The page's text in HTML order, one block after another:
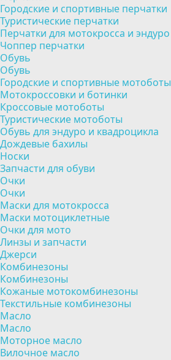
Городские и спортивные перчатки
Туристические перчатки
Перчатки для мотокросса и эндуро
Чоппер перчатки
Обувь
Обувь
Городские и спортивные мотоботы
Мотокроссовки и ботинки
Кроссовые мотоботы
Туристические мотоботы
Обувь для эндуро и квадроцикла
Дождевые бахилы
Носки
Запчасти для обуви
Очки
Очки
Маски для мотокросса
Маски мотоциклетные
Очки для мото
Линзы и запчасти
Джерси
Комбинезоны
Комбинезоны
Кожаные мотокомбинезоны
Текстильные комбинезоны
Масло
Масло
Моторное масло
Вилочное масло